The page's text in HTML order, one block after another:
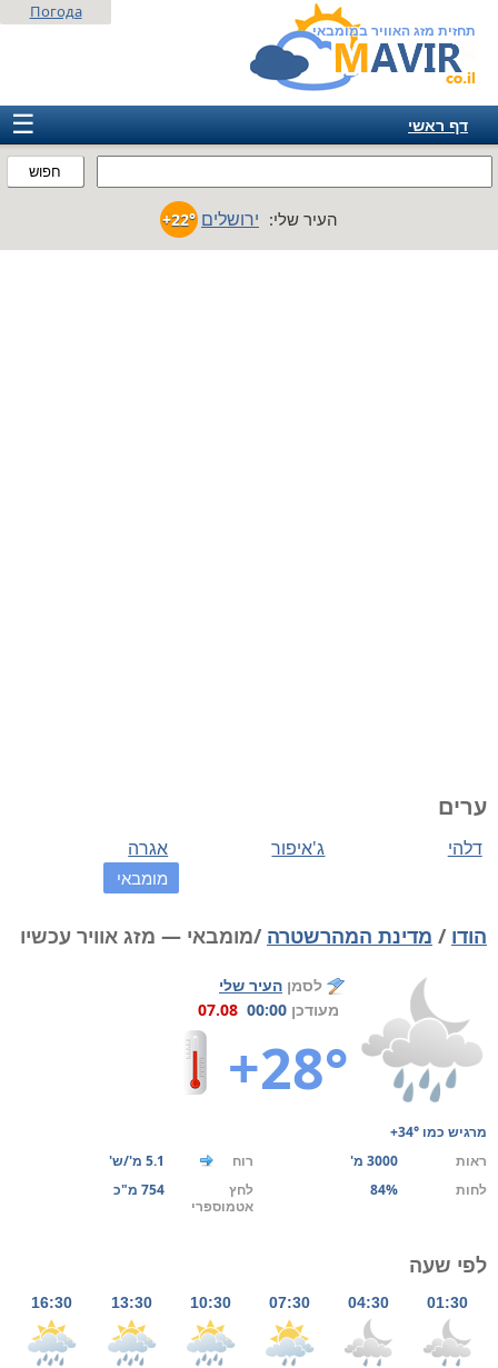
תחזית מזג האוויר במומבאי
חפוש
Погода
☰
דף ראשי
אמריקה
העיר שלי: ירושלים +22°
ערים
אגרה ג'איפור דלהי
מומבאי
הודו / מדינת המהרשטרה /מומבאי — מזג אוויר עכשיו
לסמן העיר שלי
מעודכן 00:00
07.08
+28°
מרגיש כמו +34°
ראות
3000 מ' רוח
5.1 מ'/ש'
לחות
84%
לחץ
אטמוספרי
754 מ"כ
לפי שעה
01:30
04:30
07:30
10:30
13:30
16:30